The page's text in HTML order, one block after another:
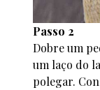
Passo 2
Dobre um
um laço do
polegar.